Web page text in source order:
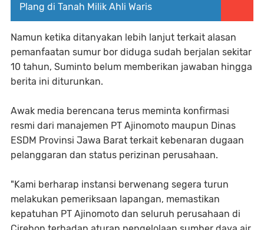
Plang di Tanah Milik Ahli Waris
Namun ketika ditanyakan lebih lanjut terkait alasan
pemanfaatan sumur bor diduga sudah berjalan sekitar
10 tahun, Suminto belum memberikan jawaban hingga
berita ini diturunkan.
Awak media berencana terus meminta konfirmasi
resmi dari manajemen PT Ajinomoto maupun Dinas
ESDM Provinsi Jawa Barat terkait kebenaran dugaan
pelanggaran dan status perizinan perusahaan.
"Kami berharap instansi berwenang segera turun
melakukan pemeriksaan lapangan, memastikan
kepatuhan PT Ajinomoto dan seluruh perusahaan di